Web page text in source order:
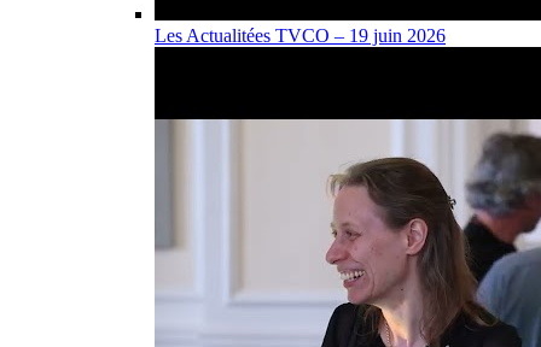
Les Actualitées TVCO – 19 juin 2026